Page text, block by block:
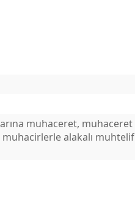
muhaceret, muhaceret
muhacirlerle alakalı muhtelif